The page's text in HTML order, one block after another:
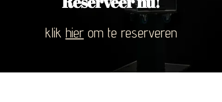
klik hier om te reserveren